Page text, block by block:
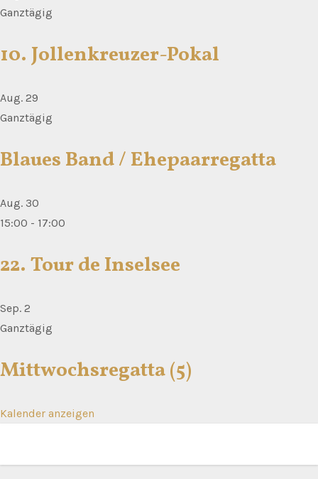
Ganztägig
10. Jollenkreuzer-Pokal
Aug. 29
Ganztägig
Blaues Band / Ehepaarregatta
Aug. 30
15:00 - 17:00
22. Tour de Inselsee
Sep. 2
Ganztägig
Mittwochsregatta (5)
Kalender anzeigen